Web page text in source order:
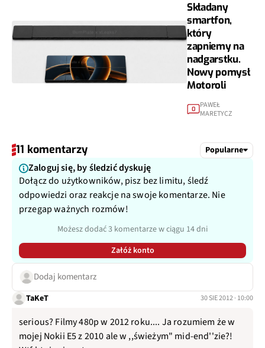
Składany
smartfon,
który
zapniemy na
nadgarstku.
Nowy pomysł
Motoroli
0
PAWEŁ
MARETYCZ
11 komentarzy Popularne
Zaloguj się, by śledzić dyskuję
Dołącz do użytkowników, pisz bez limitu, śledź
odpowiedzi oraz reakcje na swoje komentarze. Nie
przegap ważnych rozmów!
Możesz dodać 3 komentarze w ciągu 14 dni
Załóż konto
Dodaj komentarz
TaKeT 30 SIE 2012 · 10:00
serious? Filmy 480p w 2012 roku.... Ja rozumiem że w
mojej Nokii E5 z 2010 ale w ,,świeżym" mid-end''zie?!